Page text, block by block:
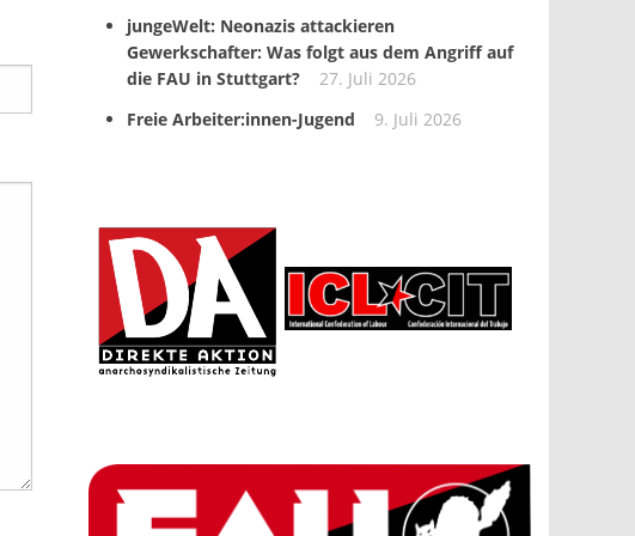
jungeWelt: Neonazis attackieren
Gewerkschafter: Was folgt aus dem Angriff auf
die FAU in Stuttgart?
27. Juli 2026
Freie Arbeiter:innen-Jugend
9. Juli 2026